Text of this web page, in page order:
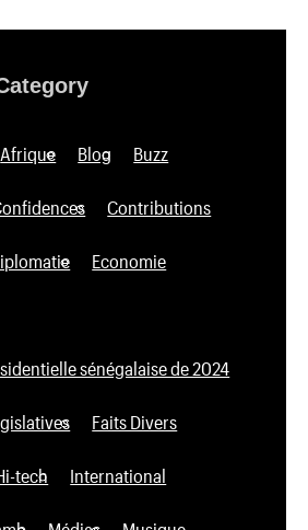
Afrique Blog Buzz
Contributions
Economie
sénégalaise de 2024
Faits Divers
tech International